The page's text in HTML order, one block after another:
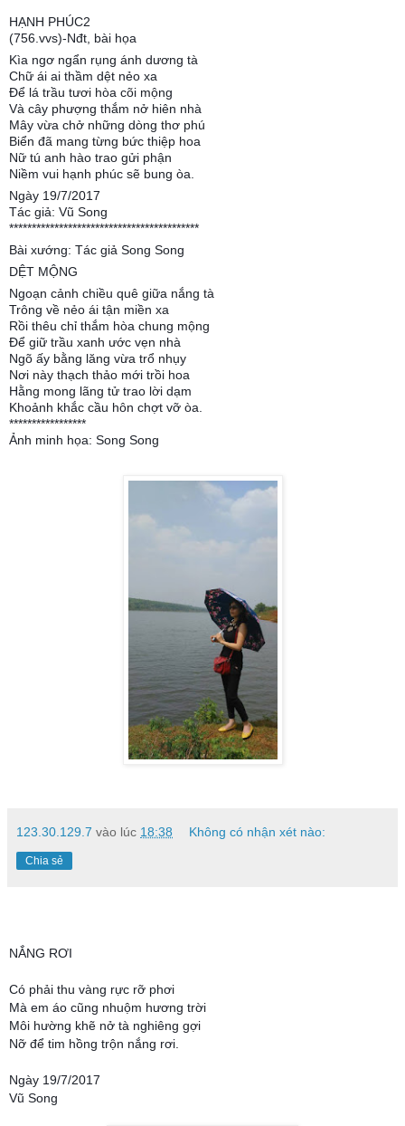
HẠNH PHÚC2
(756.vvs)-Nđt, bài họa
Kìa ngơ ngẩn rụng ánh dương tà
Chữ ái ai thầm dệt nẻo xa
Để lá trầu tươi hòa cõi mộng
Và cây phượng thắm nở hiên nhà
Mây vừa chở những dòng thơ phú
Biển đã mang từng bức thiệp hoa
Nữ tú anh hào trao gửi phận
Niềm vui hạnh phúc sẽ bung òa.
Ngày 19/7/2017
Tác giả: Vũ Song
******************************************
Bài xướng: Tác giả Song Song
DỆT MỘNG
Ngoạn cảnh chiều quê giữa nắng tà
Trông về nẻo ái tận miền xa
Rồi thêu chỉ thắm hòa chung mộng
Để giữ trầu xanh ước vẹn nhà
Ngõ ấy bằng lăng vừa trổ nhụy
Nơi này thạch thảo mới trồi hoa
Hằng mong lãng tử trao lời dạm
Khoảnh khắc cầu hôn chợt vỡ òa.
*****************
Ảnh minh họa: Song Song
123.30.129.7 vào lúc 18:38 Không có nhận xét nào:
Chia sẻ
NẮNG RƠI
Có phải thu vàng rực rỡ phơi
Mà em áo cũng nhuộm hương trời
Môi hường khẽ nở tà nghiêng gợi
Nỡ để tim hồng trộn nắng rơi.
Ngày 19/7/2017
Vũ Song